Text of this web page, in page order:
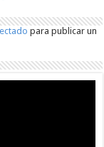
para publicar un